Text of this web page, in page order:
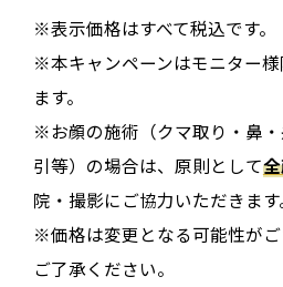
※表示価格はすべて税込です。
※本キャンペーンはモニター
ます。
※お顔の施術（クマ取り・鼻
引等）の場合は、原則として
院・撮影にご協力いただきます
※価格は変更となる可能性が
ご了承ください。